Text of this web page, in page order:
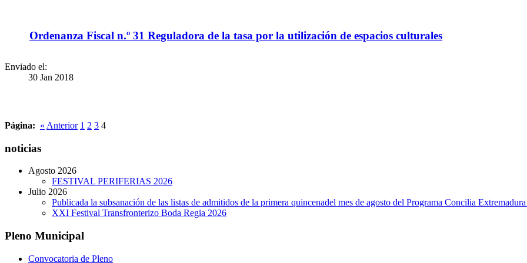
Ordenanza Fiscal n.º 31 Reguladora de la tasa por la utilización de espacios culturales
Enviado el:
30 Jan 2018
Página: « Anterior 1 2 3 4
noticias
Agosto 2026
FESTIVAL PERIFERIAS 2026
Julio 2026
Publicada la subsanación de las listas de admitidos de la primera quincenadel mes de agosto del Programa Concilia
XXI Festival Transfronterizo Boda Regia 2026
Pleno Municipal
Convocatoria de Pleno